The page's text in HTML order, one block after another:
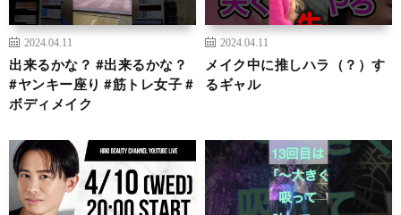
2024.04.11
出来るかな？ #出来るかな？
#ヤンキー座り #筋トレ女子 #
ボディメイク
2024.04.11
メイク中に推しハラ（？）す
るギャル